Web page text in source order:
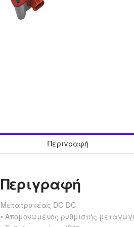
Περιγραφή
Περιγραφή
Μετατροπέας DC-DC
• Απομονωμένος ρυθμιστής